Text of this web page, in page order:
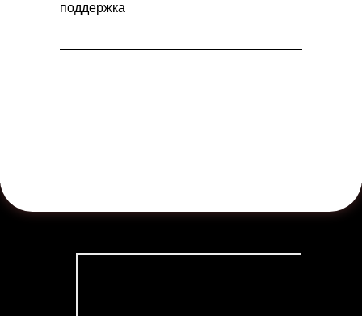
поддержка